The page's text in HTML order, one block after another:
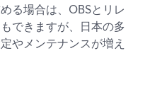
る場合は、OBSとリレ
できますが、日本の多
やメンテナンスが増え